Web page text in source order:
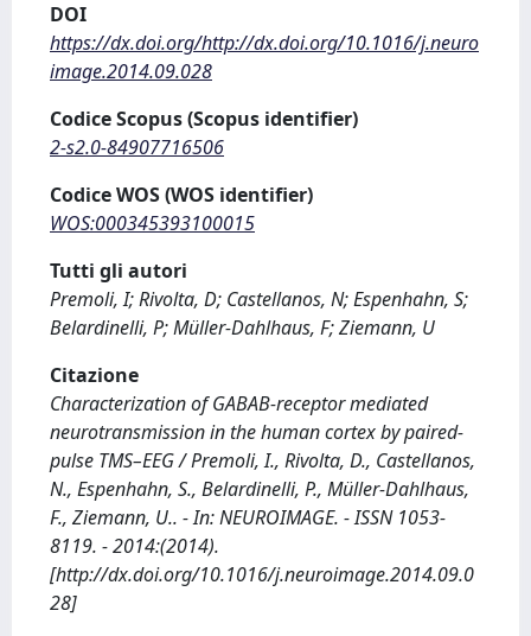
DOI
https://dx.doi.org/http://dx.doi.org/10.1016/j.neuro
image.2014.09.028
Codice Scopus (Scopus identifier)
2-s2.0-84907716506
Codice WOS (WOS identifier)
WOS:000345393100015
Tutti gli autori
Premoli, I; Rivolta, D; Castellanos, N; Espenhahn, S;
Belardinelli, P; Müller-Dahlhaus, F; Ziemann, U
Citazione
Characterization of GABAB-receptor mediated
neurotransmission in the human cortex by paired-
pulse TMS–EEG / Premoli, I., Rivolta, D., Castellanos,
N., Espenhahn, S., Belardinelli, P., Müller-Dahlhaus,
F., Ziemann, U.. - In: NEUROIMAGE. - ISSN 1053-
8119. - 2014:(2014).
[http://dx.doi.org/10.1016/j.neuroimage.2014.09.0
28]